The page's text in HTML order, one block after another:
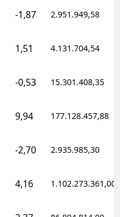
-1,87 2.951.949,58
1,51 4.131.704,54
-0,53 15.301.408,35
9,94 177.128.457,88
-2,70 2.935.985,30
4,16 1.102.273.361,00